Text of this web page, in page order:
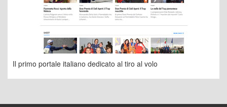
Il primo portale italiano dedicato al tiro al volo